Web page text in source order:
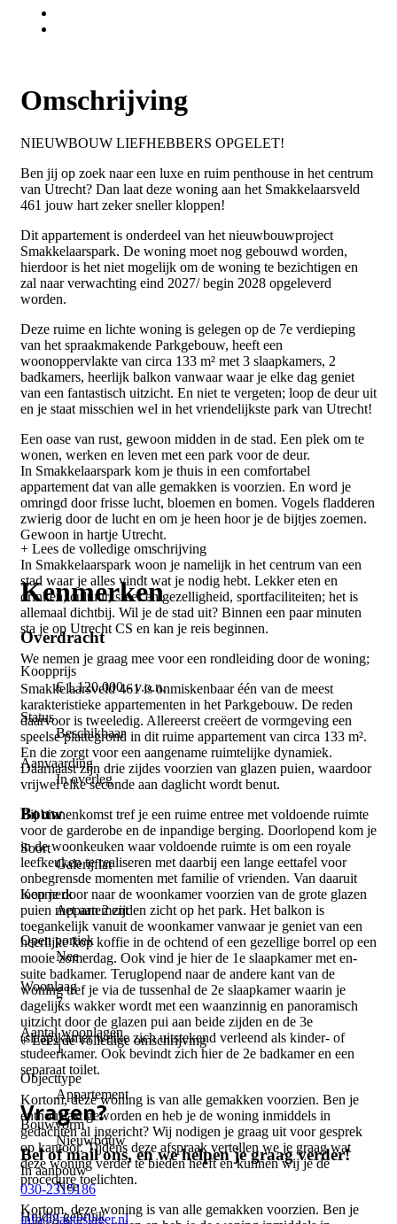
Omschrijving
NIEUWBOUW LIEFHEBBERS OPGELET!
Ben jij op zoek naar een luxe en ruim penthouse in het centrum
van Utrecht? Dan laat deze woning aan het Smakkelaarsveld
461 jouw hart zeker sneller kloppen!
Dit appartement is onderdeel van het nieuwbouwproject
Smakkelaarspark. De woning moet nog gebouwd worden,
hierdoor is het niet mogelijk om de woning te bezichtigen en
zal naar verwachting eind 2027/ begin 2028 opgeleverd
worden.
Deze ruime en lichte woning is gelegen op de 7e verdieping
van het spraakmakende Parkgebouw, heeft een
woonoppervlakte van circa 133 m² met 3 slaapkamers, 2
badkamers, heerlijk balkon vanwaar waar je elke dag geniet
van een fantastisch uitzicht. En niet te vergeten; loop de deur uit
en je staat misschien wel in het vriendelijkste park van Utrecht!
Een oase van rust, gewoon midden in de stad. Een plek om te
wonen, werken en leven met een park voor de deur.
In Smakkelaarspark kom je thuis in een comfortabel
appartement dat van alle gemakken is voorzien. En word je
omringd door frisse lucht, bloemen en bomen. Vogels fladderen
zwierig door de lucht en om je heen hoor je de bijtjes zoemen.
Gewoon in hartje Utrecht.
In Smakkelaarspark woon je namelijk in het centrum van een
stad waar je alles vindt wat je nodig hebt. Lekker eten en
drinken, cultuur, sfeer en gezelligheid, sportfaciliteiten; het is
allemaal dichtbij. Wil je de stad uit? Binnen een paar minuten
sta je op Utrecht CS en kan je reis beginnen.
We nemen je graag mee voor een rondleiding door de woning;
Smakkelaarsveld 461 is onmiskenbaar één van de meest
karakteristieke appartementen in het Parkgebouw. De reden
daarvoor is tweeledig. Allereerst creëert de vormgeving een
speelse plattegrond in dit ruime appartement van circa 133 m².
En die zorgt voor een aangename ruimtelijke dynamiek.
Daarnaast zijn drie zijdes voorzien van glazen puien, waardoor
vrijwel elke seconde aan daglicht wordt benut.
Bij binnenkomst tref je een ruime entree met voldoende ruimte
voor de garderobe en de inpandige berging. Doorlopend kom je
in de woonkeuken waar voldoende ruimte is om een royale
leefkeuken te realiseren met daarbij een lange eettafel voor
onbegrensde momenten met familie of vrienden. Van daaruit
loop je door naar de woonkamer voorzien van de grote glazen
puien met aan 2 zijden zicht op het park. Het balkon is
toegankelijk vanuit de woonkamer vanwaar je geniet van een
heerlijke kop koffie in de ochtend of een gezellige borrel op een
mooie zomerdag. Ook vind je hier de 1e slaapkamer met en-
suite badkamer. Teruglopend naar de andere kant van de
woning tref je via de tussenhal de 2e slaapkamer waarin je
dagelijks wakker wordt met een waanzinnig en panoramisch
uitzicht door de glazen pui aan beide zijden en de 3e
(slaap)kamer welke zich uitstekend verleend als kinder- of
studeerkamer. Ook bevindt zich hier de 2e badkamer en een
separaat toilet.
Kortom, deze woning is van alle gemakken voorzien. Ben je
enthousiast geworden en heb je de woning inmiddels in
gedachten al ingericht? Wij nodigen je graag uit voor gesprek
op kantoor. Tijdens deze afspraak vertellen we je graag wat
deze woning verder te bieden heeft en kunnen wij je de
procedure toelichten.
Kortom, deze woning is van alle gemakken voorzien. Ben je
+ Lees de volledige omschrijving
Kenmerken
Overdracht
Koopprijs
€ 1.120.000,- v.o.n.
Status
Beschikbaar
Aanvaarding
In overleg
Bouw
Soort
Galerijflat
Kenmerk
Appartement
Open portiek
Nee
Woonlaag
7
Aantal woonlagen
1
Objecttype
Appartement
Bouwvorm
Nieuwbouw
In aanbouw
Nee
Huidig gebruik
+ Lees de volledige omschrijving
Vragen?
Bel of mail ons, en we helpen je graag verder!
030-2315186
info@lauteslager.nl